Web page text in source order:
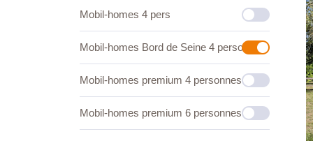
Mobil-homes 4 pers
Mobil-homes Bord de Seine 4 personnes
Mobil-homes premium 4 personnes
Mobil-homes premium 6 personnes